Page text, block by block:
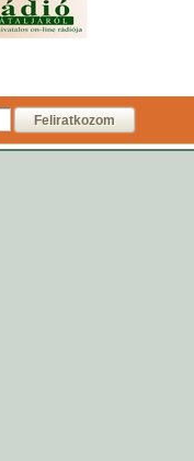
Feliratkozom